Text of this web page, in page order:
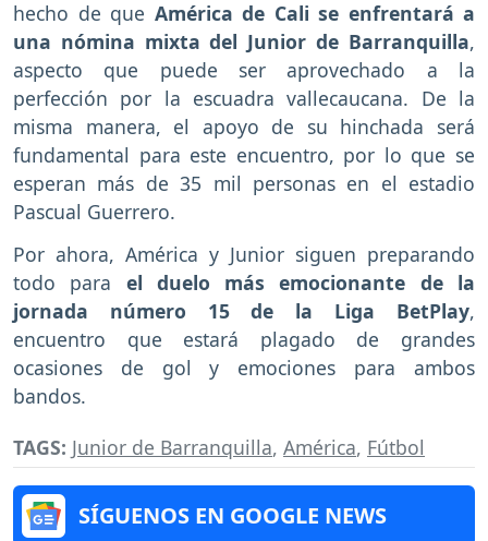
hecho de que América de Cali se enfrentará a
una nómina mixta del Junior de Barranquilla,
aspecto que puede ser aprovechado a la
perfección por la escuadra vallecaucana. De la
misma manera, el apoyo de su hinchada será
fundamental para este encuentro, por lo que se
esperan más de 35 mil personas en el estadio
Pascual Guerrero.
Por ahora, América y Junior siguen preparando
todo para el duelo más emocionante de la
jornada número 15 de la Liga BetPlay,
encuentro que estará plagado de grandes
ocasiones de gol y emociones para ambos
bandos.
TAGS: Junior de Barranquilla, América, Fútbol
SÍGUENOS EN GOOGLE NEWS